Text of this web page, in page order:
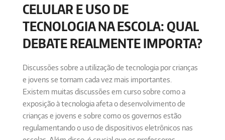
CELULAR E USO DE
TECNOLOGIA NA ESCOLA: QUAL
DEBATE REALMENTE IMPORTA?
Discussões sobre a utilização de tecnologia por crianças
e jovens se tornam cada vez mais importantes.
Existem muitas discussões em curso sobre como a
exposição à tecnologia afeta o desenvolvimento de
crianças e jovens e sobre como os governos estão
regulamentando o uso de dispositivos eletrônicos nas